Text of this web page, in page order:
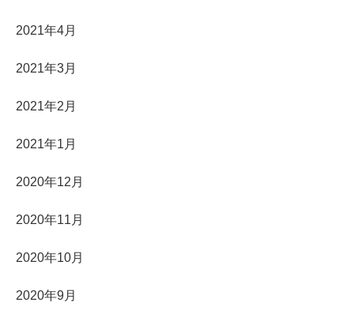
2021年4月
2021年3月
2021年2月
2021年1月
2020年12月
2020年11月
2020年10月
2020年9月